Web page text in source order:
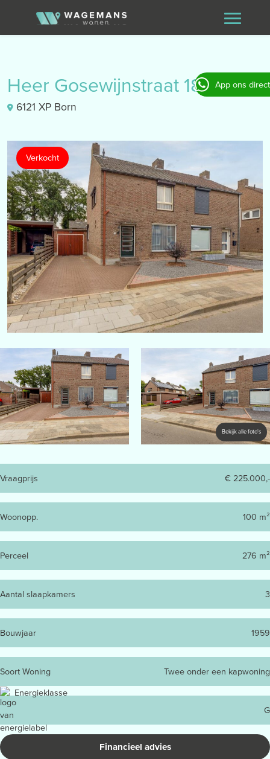
App ons direct
Heer Gosewijnstraat 18
6121 XP Born
Verkocht
Bekijk alle foto's
Vraagprijs € 225.000,-
Woonopp. 100 m²
Perceel 276 m²
Aantal slaapkamers 3
Bouwjaar 1959
Soort Woning
Twee onder een kapwoning
Energieklasse
G
Financieel advies